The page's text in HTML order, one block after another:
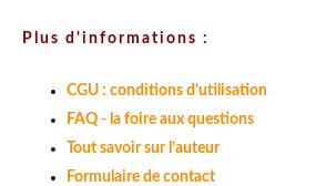
Plus d'informations :
CGU : conditions d'utilisation
FAQ - la foire aux questions
Tout savoir sur l'auteur
Formulaire de contact